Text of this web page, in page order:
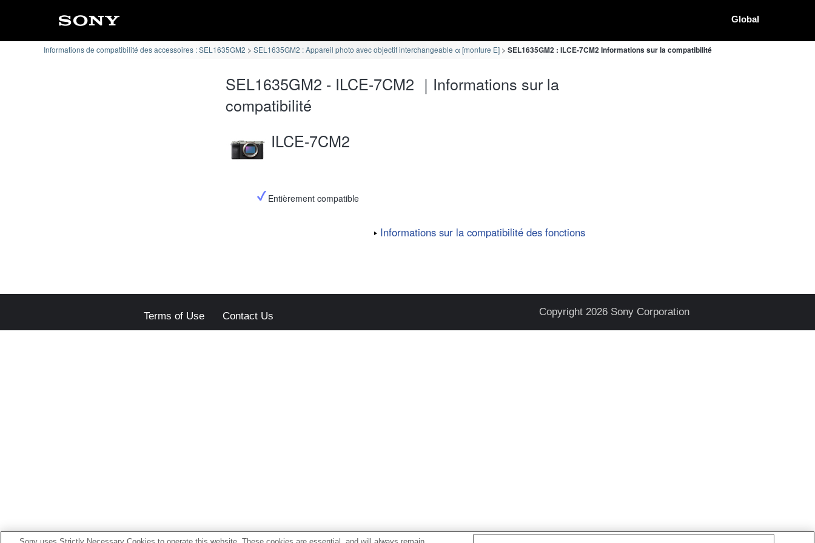
Global
Informations de compatibilité des accessoires : SEL1635GM2 SEL1635GM2 : Appareil photo avec objectif interchangeable α [monture E] SEL1635GM2 : ILCE-7CM2 Informations sur la compatibilité
SEL1635GM2 - ILCE-7CM2 ｜Informations sur la
compatibilité
ILCE-7CM2
Entièrement compatible
Informations sur la compatibilité des fonctions
Terms of Use Contact Us Copyright 2026 Sony Corporation